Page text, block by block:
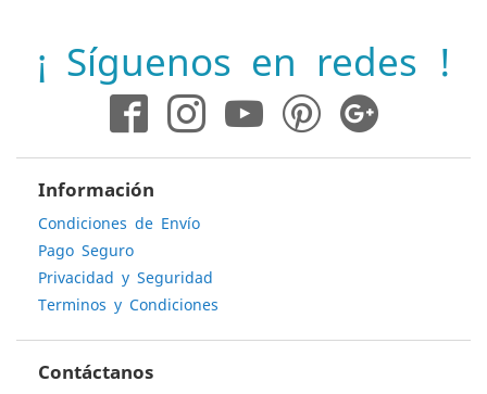
de
noticias:
¡ Síguenos en redes !
Información
Condiciones de Envío
Pago Seguro
Privacidad y Seguridad
Terminos y Condiciones
Contáctanos